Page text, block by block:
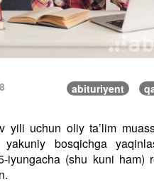
abituriyent
yili uchun oliy ta’lim
bosqichga
iyungacha (shu kuni ham)